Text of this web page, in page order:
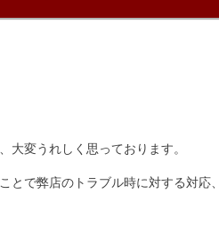
変うれしく思っております。
とで弊店のトラブル時に対する対応